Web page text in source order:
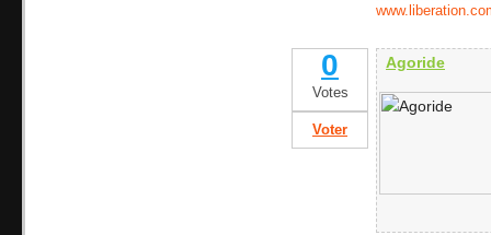
0
Votes
Voter
Agoride